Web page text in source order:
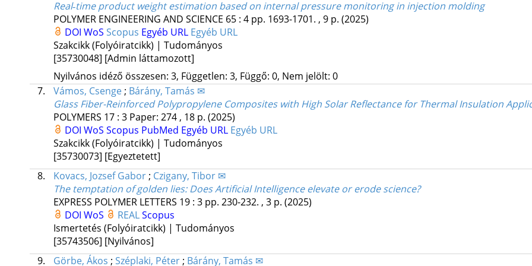
Real‐time product weight estimation based on internal pressure monitoring in injection molding
POLYMER ENGINEERING AND SCIENCE 65: 4 pp. 1693-1701. , 9 p. (2025)
DOI WoS Scopus Egyéb URL Egyéb URL
Szakcikk (Folyóiratcikk) | Tudományos
[35730048] [Admin láttamozott]
Nyilvános idéző összesen: 3, Független: 3, Függő: 0, Nem jelölt: 0
7.
Vámos, Csenge; Bárány, Tamás ✉
Glass Fiber-Reinforced Polypropylene Composites with High Solar Reflectance for Thermal Insulation
POLYMERS 17: 3 Paper: 274 , 18 p. (2025)
DOI WoS Scopus PubMed Egyéb URL Egyéb URL
Szakcikk (Folyóiratcikk) | Tudományos
[35730073] [Egyeztetett]
8.
Kovacs, Jozsef Gabor; Czigany, Tibor ✉
The temptation of golden lies: Does Artificial Intelligence elevate or erode science?
EXPRESS POLYMER LETTERS 19: 3 pp. 230-232. , 3 p. (2025)
DOI WoS REALScopus
Ismertetés (Folyóiratcikk) | Tudományos
[35743506] [Nyilvános]
9.
Görbe, Ákos ; Széplaki, Péter; Bárány, Tamás ✉